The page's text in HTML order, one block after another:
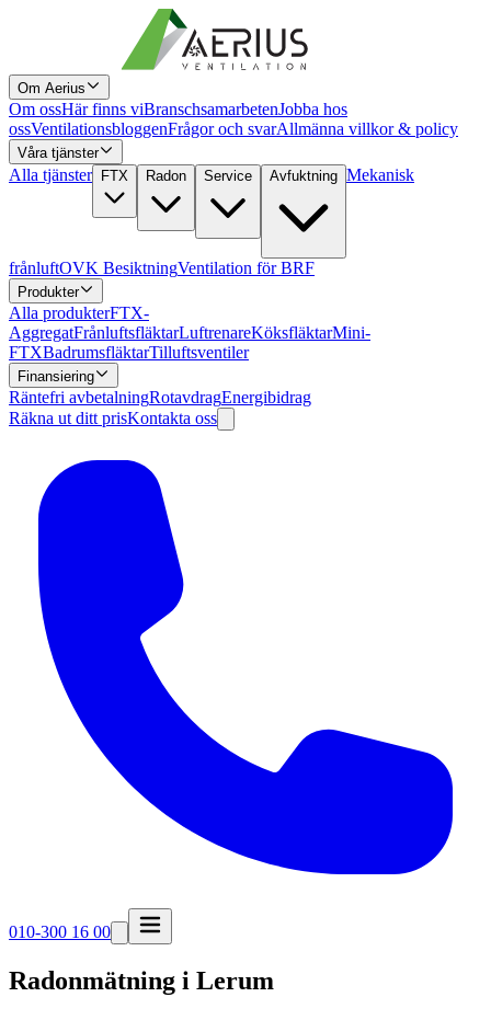
Om Aerius
Om ossHär finns viBranschsamarbetenJobba hos
ossVentilationsbloggenFrågor och svarAllmänna villkor & policy
Våra tjänster
Alla tjänster FTX Radon Service Avfuktning Mekanisk
frånluftOVK BesiktningVentilation för BRF
Produkter
Alla produkterFTX-
AggregatFrånluftsfläktarLuftrenareKöksfläktarMini-
FTXBadrumsfläktarTilluftsventiler
Finansiering
Räntefri avbetalningRotavdragEnergibidrag
Räkna ut ditt prisKontakta oss
010-300 16 00
Radonmätning i Lerum